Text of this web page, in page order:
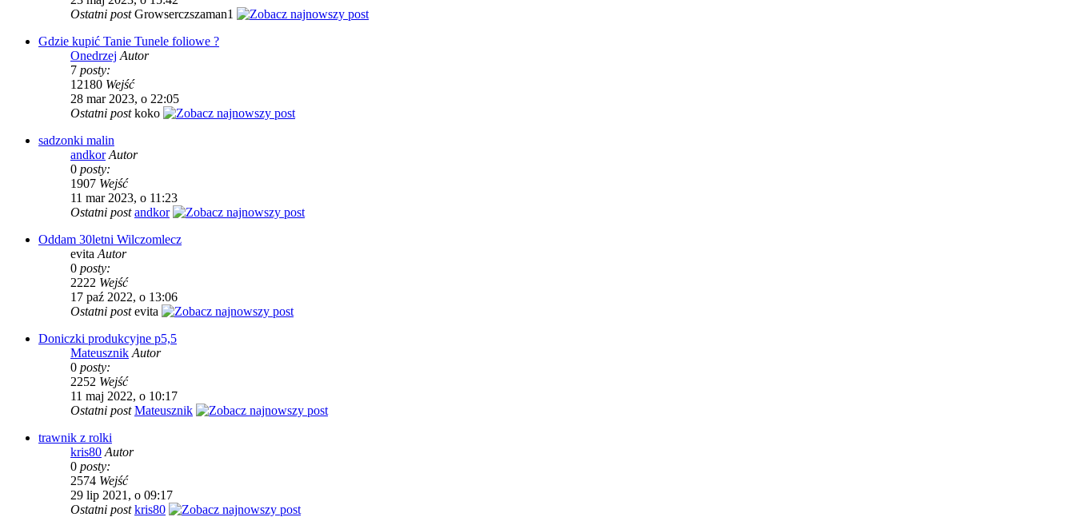
Ostatni postGrowserczszaman1
Gdzie kupić Tanie Tunele foliowe ?
Onedrzej Autor
7 posty:
12180 Wejść
28 mar 2023, o 22:05
Ostatni postkoko
sadzonki malin
andkor Autor
0 posty:
1907 Wejść
11 mar 2023, o 11:23
Ostatni postandkor
Oddam 30letni Wilczomlecz
evita Autor
0 posty:
2222 Wejść
17 paź 2022, o 13:06
Ostatni postevita
Doniczki produkcyjne p5,5
Mateusznik Autor
0 posty:
2252 Wejść
11 maj 2022, o 10:17
Ostatni postMateusznik
trawnik z rolki
kris80 Autor
0 posty:
2574 Wejść
29 lip 2021, o 09:17
Ostatni postkris80